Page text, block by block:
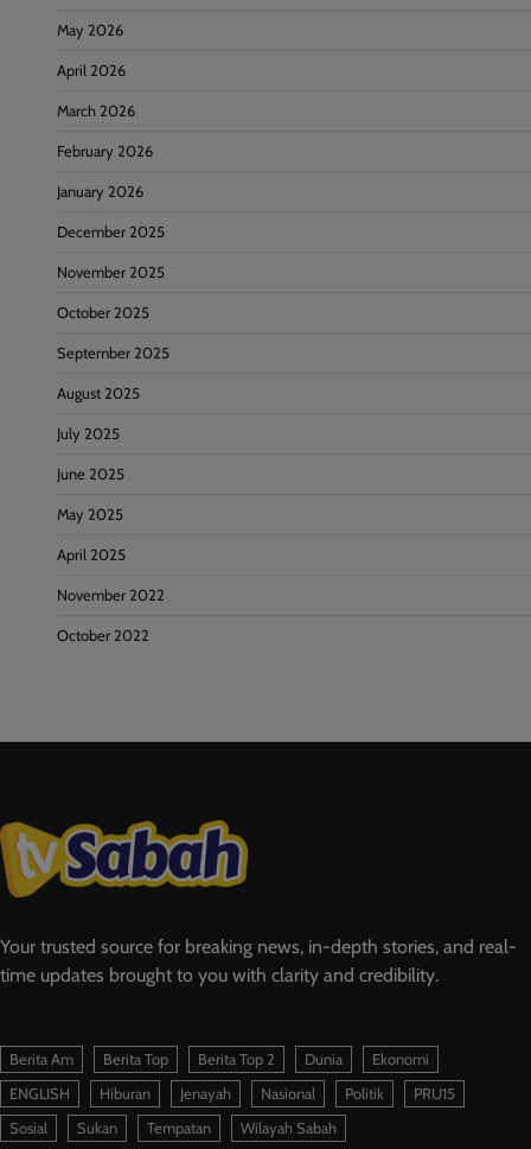
May 2026
April 2026
March 2026
February 2026
January 2026
December 2025
November 2025
October 2025
September 2025
August 2025
July 2025
June 2025
May 2025
April 2025
November 2022
October 2022
Your trusted source for breaking news, in-depth stories, and real-
time updates brought to you with clarity and credibility.
Berita Am Berita Top Berita Top 2 Dunia
Ekonomi
ENGLISH
Hiburan Jenayah Nasional Politik
PRU15
Sosial
Sukan Tempatan Wilayah Sabah